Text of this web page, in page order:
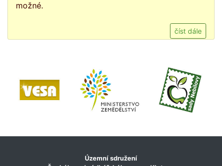
možné.
číst dále
Územní sdružení